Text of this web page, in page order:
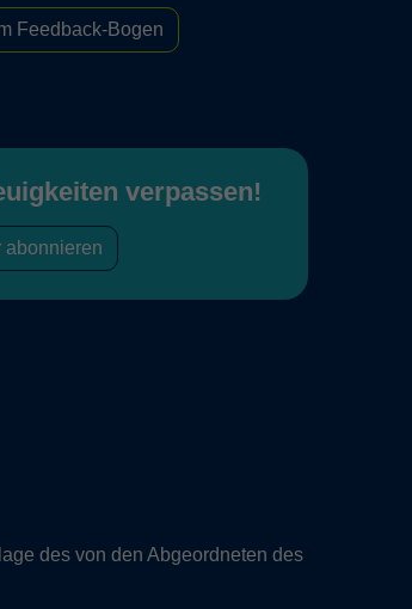
Feedback-Bogen
verpassen!
abonnieren
des von den Abgeordneten des